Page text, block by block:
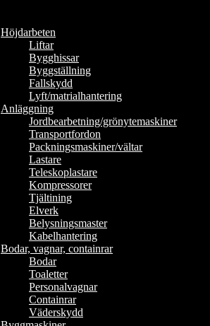
Höjdarbeten
Liftar
Bygghissar
Byggställning
Fallskydd
Lyft/matrialhantering
Anläggning
Jordbearbetning/grönytemaskiner
Transportfordon
Packningsmaskiner/vältar
Lastare
Teleskoplastare
Kompressorer
Tjältining
Elverk
Belysningsmaster
Kabelhantering
Bodar, vagnar, containrar
Bodar
Toaletter
Personalvagnar
Containrar
Väderskydd